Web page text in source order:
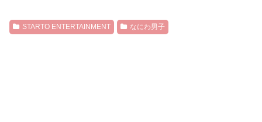
STARTO ENTERTAINMENT なにわ男子